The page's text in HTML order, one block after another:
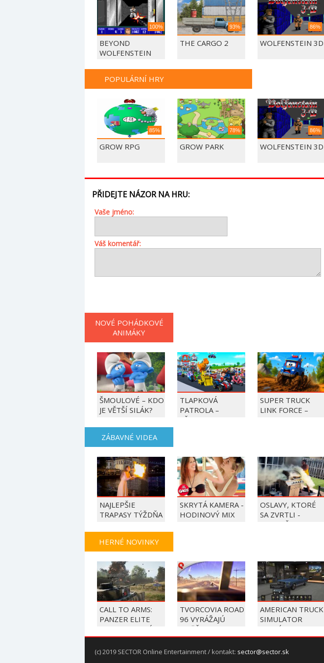
100%
BEYOND
WOLFENSTEIN
93%
THE CARGO 2
86%
WOLFENSTEIN 3D
POPULÁRNÍ HRY
85%
GROW RPG
78%
GROW PARK
86%
WOLFENSTEIN 3D
PŘIDEJTE NÁZOR NA HRU:
Vaše jméno:
Váš komentář:
NOVÉ POHÁDKOVÉ
ANIMÁKY
ŠMOULOVÉ – KDO
JE VĚTŠÍ SILÁK?
TLAPKOVÁ
PATROLA –
VŠECHNY TLAPKY
SUPER TRUCK
LINK FORCE –
ZÁBAVNÉ VIDEA
NAJLEPŠIE
TRAPASY TÝŽDŇA
SKRYTÁ KAMERA -
HODINOVÝ MIX
OSLAVY, KTORÉ
SA ZVRTLI -
NAJLEPŠIE
HERNÉ NOVINKY
CALL TO ARMS:
PANZER ELITE
DOSTAL VEĽKÚ
AKTUALIZÁCIU
TVORCOVIA ROAD
96 VYRÁŽAJÚ
OPÄŤ NA CESTY
AMERICAN TRUCK
SIMULATOR
PRIDÁ ATLAS,
KTORÝ Z JAZDY
ROBÍ TURISTICKÉ
(c) 2019 SECTOR Online Entertainment / kontakt: sector@sector.sk